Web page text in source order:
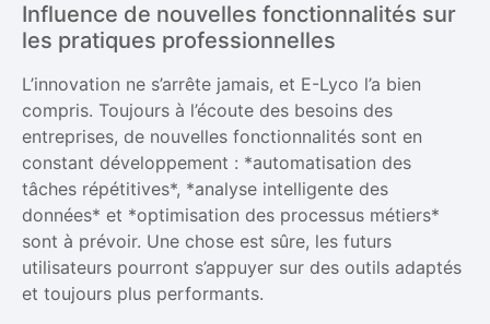
Influence de nouvelles fonctionnalités sur
les pratiques professionnelles
L’innovation ne s’arrête jamais, et E-Lyco l’a bien
compris. Toujours à l’écoute des besoins des
entreprises, de nouvelles fonctionnalités sont en
constant développement : *automatisation des
tâches répétitives*, *analyse intelligente des
données* et *optimisation des processus métiers*
sont à prévoir. Une chose est sûre, les futurs
utilisateurs pourront s’appuyer sur des outils adaptés
et toujours plus performants.